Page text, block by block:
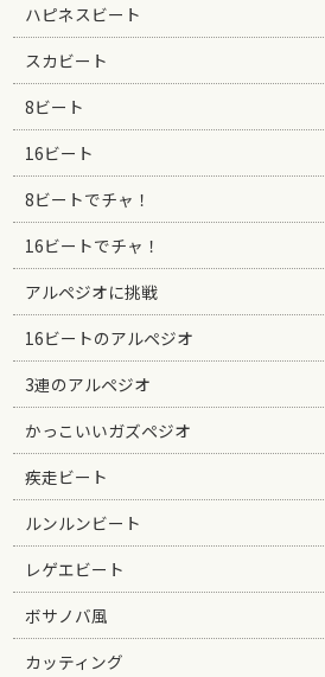
ハピネスビート
スカビート
8ビート
16ビート
8ビートでチャ！
16ビートでチャ！
アルペジオに挑戦
16ビートのアルペジオ
3連のアルペジオ
かっこいいガズペジオ
疾走ビート
ルンルンビート
レゲエビート
ボサノバ風
カッティング